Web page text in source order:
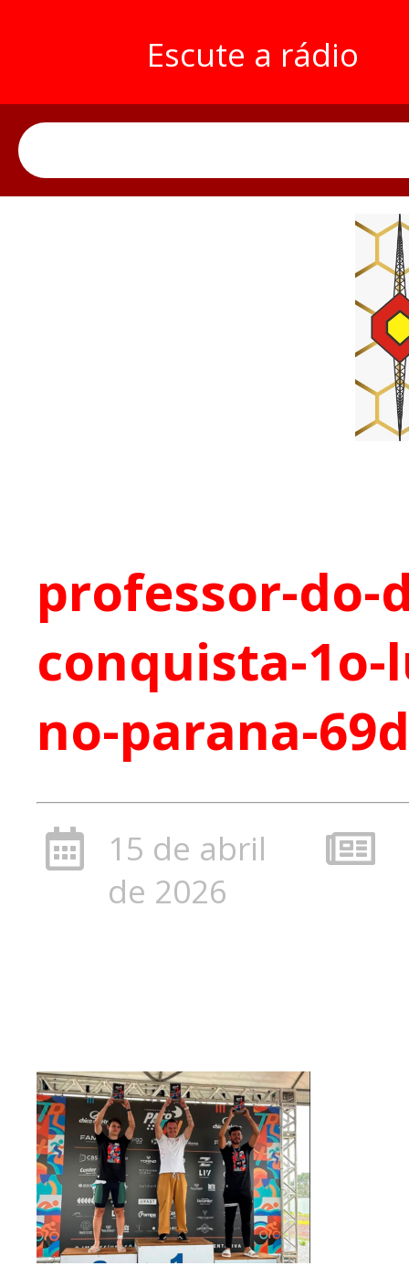
Escute a rádio
professor-do-
conquista-
no-parana-
15 de abril
de 2026